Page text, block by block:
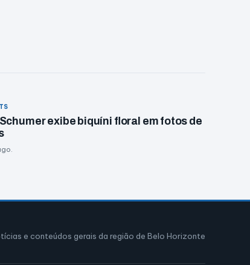
exibe biquíni floral em fotos de
e conteúdos gerais da região de Belo Horizonte